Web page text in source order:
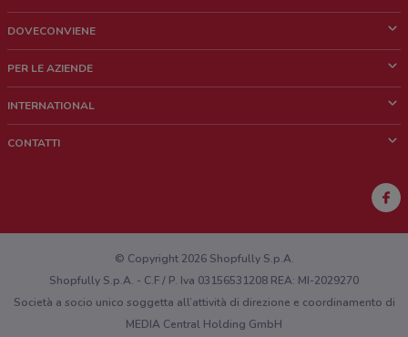
DOVECONVIENE
Chi siamo
Lavora con noi
PER LE AZIENDE
Richieste commerciali e marketing
INTERNATIONAL
CONTATTI
Hai un malfunzionamento sul web o sull'app?
© Copyright 2026 Shopfully S.p.A.
Shopfully S.p.A. - C.F / P. Iva 03156531208 REA: MI-2029270
Società a socio unico soggetta all’attività di direzione e coordinamento di
MEDIA Central Holding GmbH